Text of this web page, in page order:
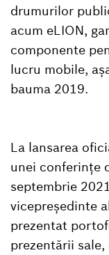
drumurilor
acum eLION,
componente
lucru mobile,
bauma 2019.
La lansarea
unei conferințe
septembrie
vicepreședinte
prezentat
prezentării